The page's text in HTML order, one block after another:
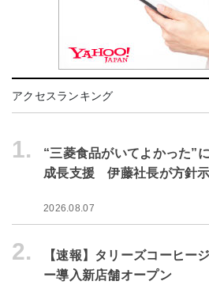
アクセスランキング
1.
“三菱食品がいてよかった”
成長支援 伊藤社長が方針
2026.08.07
2.
【速報】タリーズコーヒー
ー導入新店舗オープン